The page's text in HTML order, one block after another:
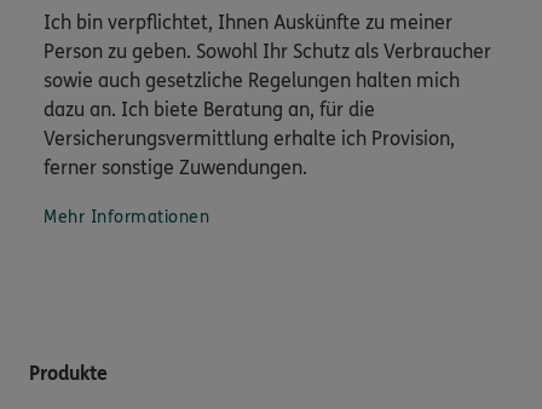
Ich bin verpflichtet, Ihnen Auskünfte zu meiner
Person zu geben. Sowohl Ihr Schutz als Verbraucher
sowie auch gesetzliche Regelungen halten mich
dazu an. Ich biete Beratung an, für die
Versicherungsvermittlung erhalte ich Provision,
ferner sonstige Zuwendungen.
Mehr Informationen
Produkte